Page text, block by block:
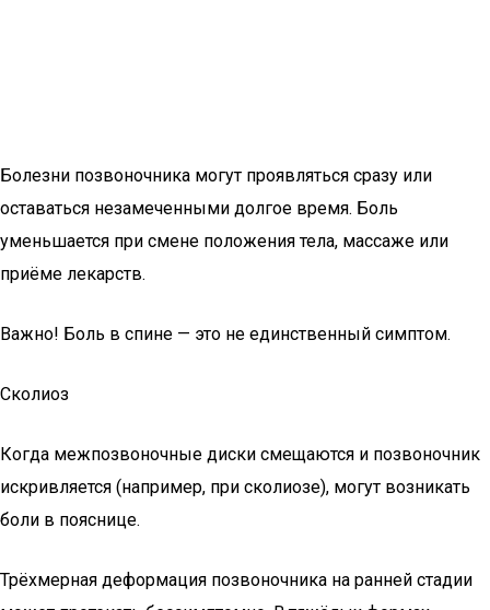
Болезни позвоночника могут проявляться сразу или
оставаться незамеченными долгое время. Боль
уменьшается при смене положения тела, массаже или
приёме лекарств.
Важно! Боль в спине — это не единственный симптом.
Сколиоз
Когда межпозвоночные диски смещаются и позвоночник
искривляется (например, при сколиозе), могут возникать
боли в пояснице.
Трёхмерная деформация позвоночника на ранней стадии